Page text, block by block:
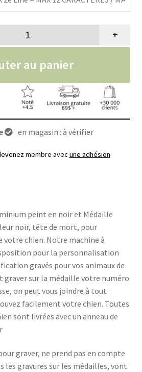
quantité de Médaille ronde
+
au panier
en magasin : à vérifier
membre avec une adhésion
peint en noir et Médaille
noir, tête de mort, pour
votre chien. Notre machine à
pour la personnalisation
gravés pour vos animaux de
graver sur la médaille votre numéro
on peut vous joindre à tout
facilement votre chien. Toutes
sont livrées avec un anneau de
graver, ne prend pas en compte
les gravures sur les médailles, vont